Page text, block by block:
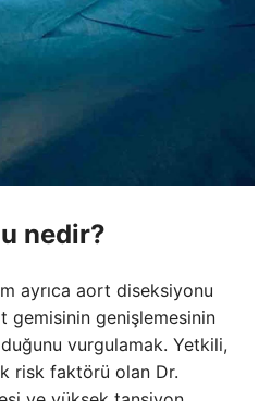
nedir?
ayrıca aort diseksiyonu
gemisinin genişlemesinin
vurgulamak. Yetkili,
risk faktörü olan Dr.